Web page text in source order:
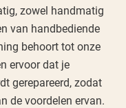
zowel handmatig
van handbediende
behoort tot onze
ervoor dat je
gerepareerd, zodat
de voordelen ervan.